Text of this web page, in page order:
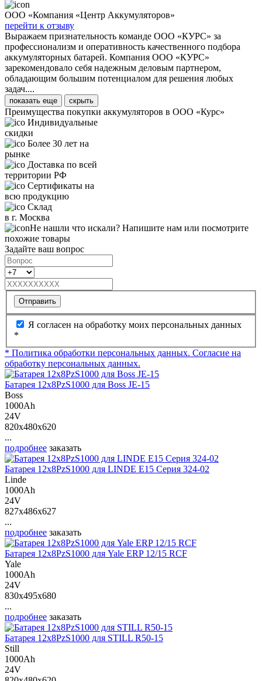
ООО «Компания «Центр Аккумуляторов»
перейти к отзыву
Выражаем признательность команде ООО «КУРС» за
профессионализм и оперативность качественного подбора
аккумуляторных батарей. Компания ООО «КУРС»
зарекомендовало себя надежным деловым партнером,
обладающим большим потенциалом для решения любых
задач....
показать еще скрыть
Преимущества покупки аккумуляторов в ООО «Курс»
Индивидуальные
скидки
Более 30 лет на
рынке
Доставка по всей
территории РФ
Сертификаты на
всю продукцию
Склад
в г. Москва
Не нашли что искали? Напишите нам или посмотрите
похожие товары
Задайте ваш вопрос
Отправить
Я согласен на обработку моих персональных данных
*
* Политика обработки персональных данных. Согласие на
обработку персональных данных.
Батарея 12х8PzS1000 для Boss JE-15
Boss
1000Ah
24V
820x480x620
...
подробнее заказать
Батарея 12х8PzS1000 для LINDE E15 Серия 324-02
Linde
1000Ah
24V
827x486x627
...
подробнее заказать
Батарея 12х8PzS1000 для Yale ERP 12/15 RCF
Yale
1000Ah
24V
830x495x680
...
подробнее заказать
Батарея 12х8PzS1000 для STILL R50-15
Still
1000Ah
24V